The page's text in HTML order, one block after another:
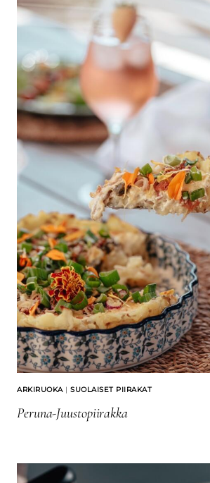
ARKIRUOKA| SUOLAISET PIIRAKAT
Peruna-Juustopiirakka